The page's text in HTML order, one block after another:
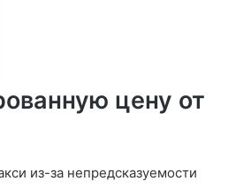
цену от
из-за непредсказуемости